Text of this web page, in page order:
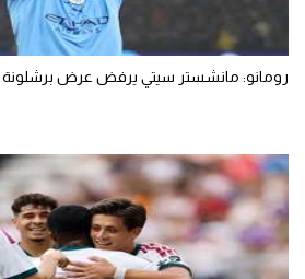
رومانو: مانشستر سيتي يرفض عرض برشلونة